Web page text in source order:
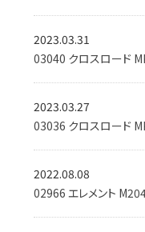
2023.03.31
03040 クロスロード
2023.03.27
03036 クロスロード
2022.08.08
02966 エレメント